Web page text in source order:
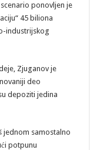
ponovljen je
45 biliona
industrijskog
Zjuganov je
deo
depoziti jedina
jednom samostalno
potpunu